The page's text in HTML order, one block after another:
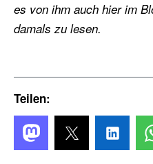
es von ihm auch hier im
damals zu lesen.
Teilen: